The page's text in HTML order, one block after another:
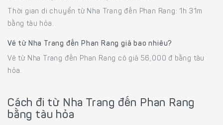
Thời gian di chuyển từ Nha Trang đến Phan Rang: 1h 31m
bằng tàu hỏa.
Vé từ Nha Trang đến Phan Rang giá bao nhiêu?
Vé từ Nha Trang đến Phan Rang có giá 56,000 đ bằng tàu
hỏa.
Cách đi từ Nha Trang đến Phan Rang
bằng tàu hỏa